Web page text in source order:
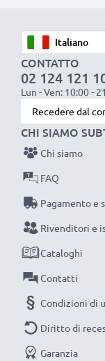
Ottima velocità
1x batteria da
1x batteria da
1x batteria da
NOTA BENE:
raggiungimento
completamente
questo
LCD, marcato
rapida e 3 anni
CONTATTO
02 124 121
Lun - Ven: 10:00 -
Recedere dal
CHI SIAMO
Chi siamo
FAQ
Pagamento e
Rivenditori e
Cataloghi
Contatti
Condizioni di
Diritto di
Garanzia